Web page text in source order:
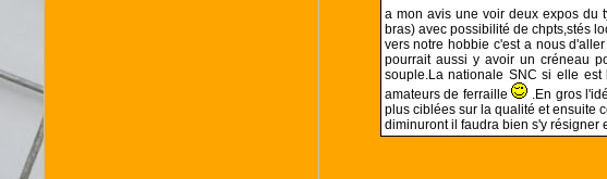
a mon avis une voir deux expos du
bras) avec possibilité de chpts,stés
vers notre hobbie c'est a nous
pourrait aussi y avoir un créneau
souple.La nationale SNC si elle
amateurs de ferraille
.En gros
plus ciblées sur la qualité et ensuite
diminuront il faudra bien s'y résigner